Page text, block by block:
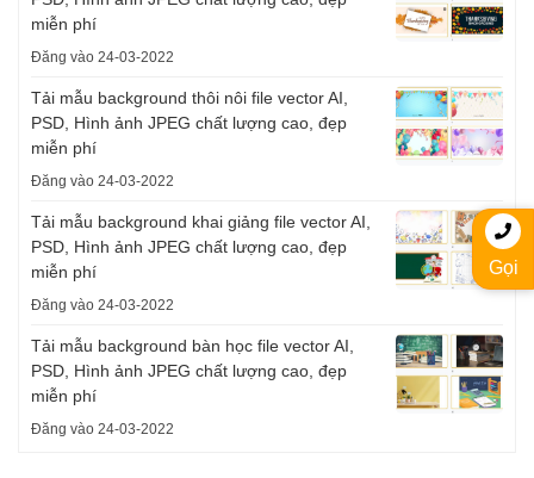
miễn phí
Đăng vào 24-03-2022
Tải mẫu background thôi nôi file vector AI,
PSD, Hình ảnh JPEG chất lượng cao, đẹp
miễn phí
Đăng vào 24-03-2022
Tải mẫu background khai giảng file vector AI,
PSD, Hình ảnh JPEG chất lượng cao, đẹp
miễn phí
Đăng vào 24-03-2022
Tải mẫu background bàn học file vector AI,
PSD, Hình ảnh JPEG chất lượng cao, đẹp
miễn phí
Đăng vào 24-03-2022
Gọi